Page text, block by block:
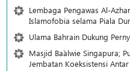
Lembaga Pengawas Al-
Islamofobia selama Piala
Ulama Bahrain Dukung
Masjid Ba`alwie Singapura;
Jembatan Koeksistensi